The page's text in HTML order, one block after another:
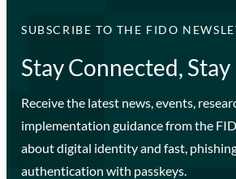
SUBSCRIBE TO THE FIDO
Stay Connected, Stay
Receive the latest news, events,
implementation guidance from the
about digital identity and fast,
authentication with passkeys.